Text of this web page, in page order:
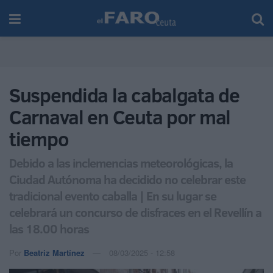
Suspendida la cabalgata de
Carnaval en Ceuta por mal
tiempo
Debido a las inclemencias meteorológicas, la
Ciudad Autónoma ha decidido no celebrar este
tradicional evento caballa | En su lugar se
celebrará un concurso de disfraces en el Revellín a
las 18.00 horas
Por Beatriz Martínez 08/03/2025 - 12:58